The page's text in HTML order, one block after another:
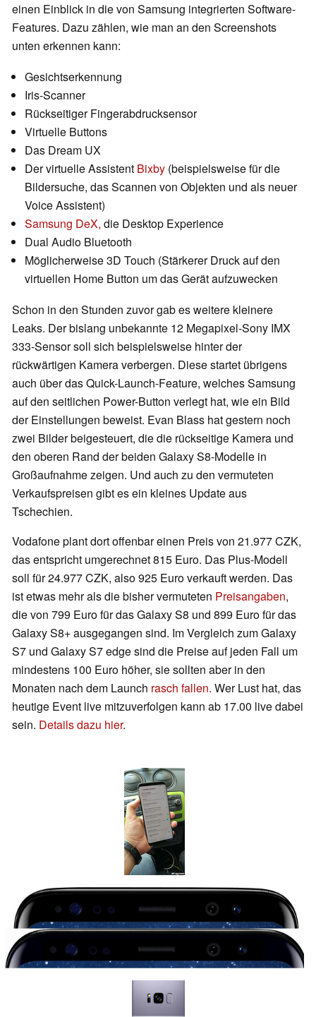
einen Einblick in die von Samsung integrierten Software-
Features. Dazu zählen, wie man an den Screenshots
unten erkennen kann:
Gesichtserkennung
Iris-Scanner
Rückseitiger Fingerabdrucksensor
Virtuelle Buttons
Das Dream UX
Der virtuelle Assistent Bixby (beispielsweise für die
Bildersuche, das Scannen von Objekten und als neuer
Voice Assistent)
Samsung DeX, die Desktop Experience
Dual Audio Bluetooth
Möglicherweise 3D Touch (Stärkerer Druck auf den
virtuellen Home Button um das Gerät aufzuwecken
Schon in den Stunden zuvor gab es weitere kleinere
Leaks. Der bislang unbekannte 12 Megapixel-Sony IMX
333-Sensor soll sich beispielsweise hinter der
rückwärtigen Kamera verbergen. Diese startet übrigens
auch über das Quick-Launch-Feature, welches Samsung
auf den seitlichen Power-Button verlegt hat, wie ein Bild
der Einstellungen beweist. Evan Blass hat gestern noch
zwei Bilder beigesteuert, die die rückseitige Kamera und
den oberen Rand der beiden Galaxy S8-Modelle in
Großaufnahme zeigen. Und auch zu den vermuteten
Verkaufspreisen gibt es ein kleines Update aus
Tschechien.
Vodafone plant dort offenbar einen Preis von 21.977 CZK,
das entspricht umgerechnet 815 Euro. Das Plus-Modell
soll für 24.977 CZK, also 925 Euro verkauft werden. Das
ist etwas mehr als die bisher vermuteten Preisangaben,
die von 799 Euro für das Galaxy S8 und 899 Euro für das
Galaxy S8+ ausgegangen sind. Im Vergleich zum Galaxy
S7 und Galaxy S7 edge sind die Preise auf jeden Fall um
mindestens 100 Euro höher, sie sollten aber in den
Monaten nach dem Launch rasch fallen. Wer Lust hat, das
heutige Event live mitzuverfolgen kann ab 17.00 live dabei
sein. Details dazu hier.